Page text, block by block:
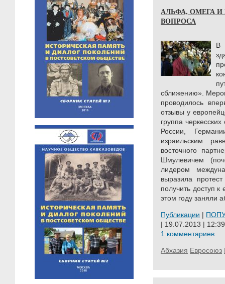
АЛЬФА, ОМЕГА
ВОПРОСА
В
сближению».
проводилось
отзывы у
группа
России,
израильским
восточного
Шмулевичем
лидером
выразила
получить доступ к
этом году заняли
Публикации |
| 19.07.2013 | 12:39
1 комментариев
Абхазия Евросоюз